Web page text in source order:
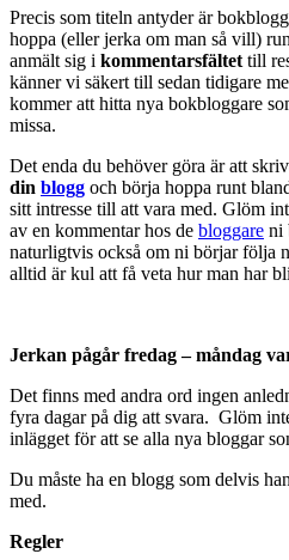
Precis som titeln antyder är
hoppa (eller jerka om man så vill)
anmält sig i kommentarsfältet till
känner vi säkert till sedan tidigare
kommer att hitta nya bokbloggare
missa.
Det enda du behöver göra är att
din blogg och börja hoppa runt
sitt intresse till att vara med. Glöm
av en kommentar hos de bloggare ni
naturligtvis också om ni börjar följa
alltid är kul att få veta hur man har
Jerkan pågår fredag – måndag
Det finns med andra ord ingen
fyra dagar på dig att svara. Glöm
inlägget för att se alla nya bloggar
Du måste ha en blogg som delvis
med.
Regler